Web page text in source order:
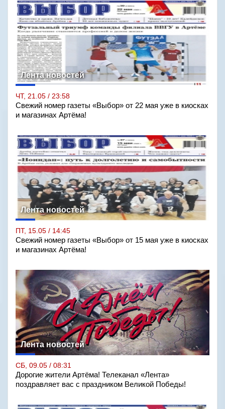
Лента новостей
ЧТ, 21.05 / 23:58
Свежий номер газеты «Выбор» от 22 мая уже в киосках
и магазинах Артёма!
Лента новостей
ПТ, 15.05 / 14:45
Свежий номер газеты «Выбор» от 15 мая уже в киосках
и магазинах Артёма!
Лента новостей
СБ, 09.05 / 08:31
Дорогие жители Артёма! Телеканал «Лента»
поздравляет вас с праздником Великой Победы!